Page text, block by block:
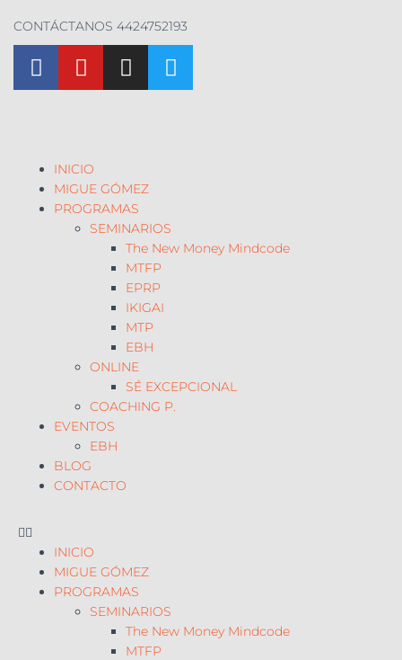
CONTÁCTANOS 4424752193
INICIO
MIGUE GÓMEZ
PROGRAMAS
SEMINARIOS
The New Money Mindcode
MTFP
EPRP
IKIGAI
MTP
EBH
ONLINE
SÉ EXCEPCIONAL
COACHING P.
EVENTOS
EBH
BLOG
CONTACTO
INICIO
MIGUE GÓMEZ
PROGRAMAS
SEMINARIOS
The New Money Mindcode
MTFP